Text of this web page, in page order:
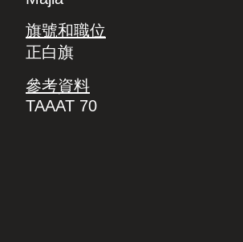
旗號和職位
正白旗
參考資料
TAAAT 70